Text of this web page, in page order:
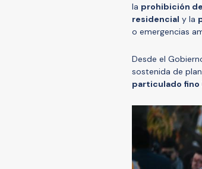
la prohibición
residencial y la
o emergencias
Desde el
sostenida de
particulado fino